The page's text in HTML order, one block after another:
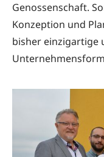
Genossenschaft.
Konzeption und
bisher einzigartige